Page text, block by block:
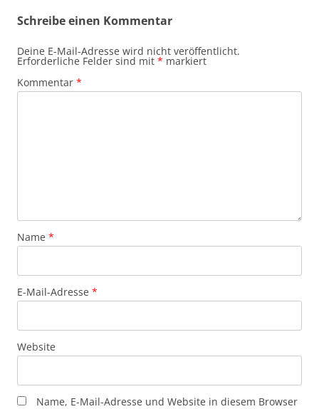
Schreibe einen Kommentar
Deine E-Mail-Adresse wird nicht veröffentlicht.
Erforderliche Felder sind mit * markiert
Kommentar *
Name *
E-Mail-Adresse *
Website
Name, E-Mail-Adresse und Website in diesem Browser